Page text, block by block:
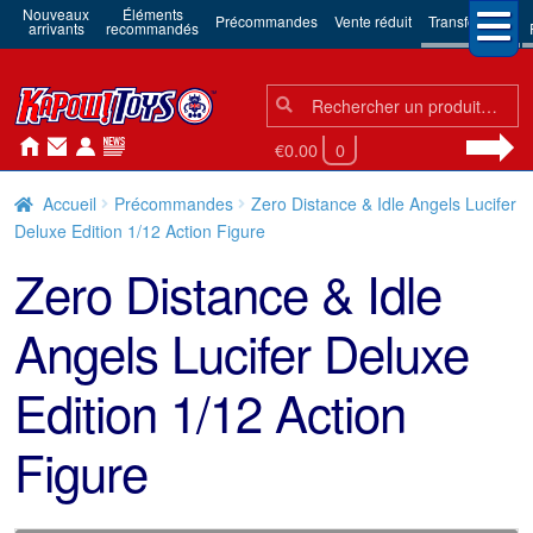
Nouveaux
arrivants
Éléments
recommandés Précommandes Vente réduit Transformers
Chercher:
Chercher
€0.00 0
Accueil Précommandes
Zero Distance & Idle Angels Lucifer
Deluxe Edition 1/12 Action Figure
Zero Distance & Idle
Angels Lucifer Deluxe
Edition 1/12 Action
Figure